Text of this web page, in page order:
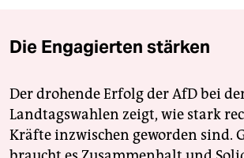
Die Engagierten stärken
Der drohende Erfolg der AfD bei
Landtagswahlen zeigt, wie stark
Kräfte inzwischen geworden sind.